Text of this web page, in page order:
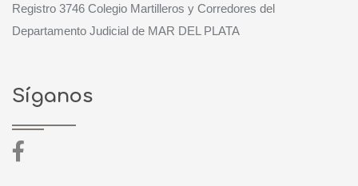
Registro 3746 Colegio Martilleros y Corredores del
Departamento Judicial de MAR DEL PLATA
Síganos